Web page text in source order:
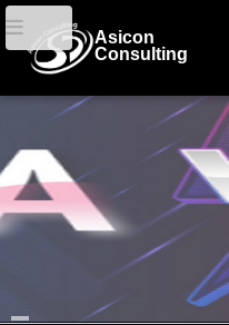
Asicon
Consulting